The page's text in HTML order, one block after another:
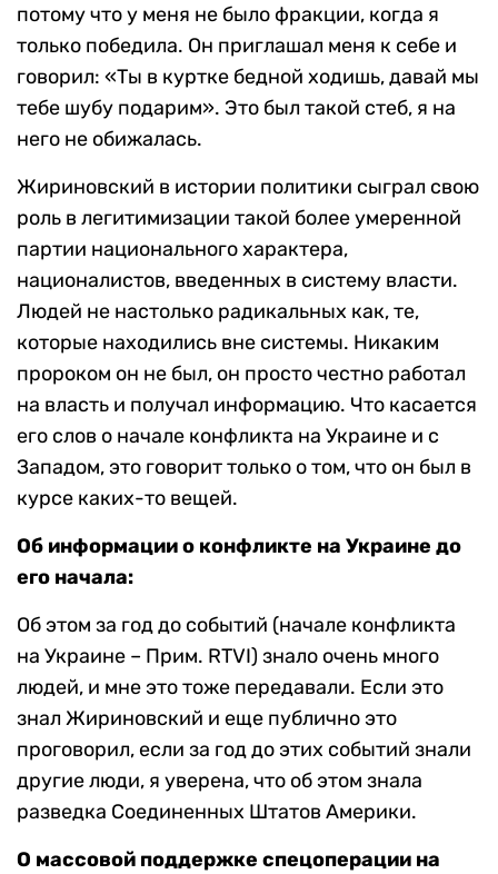
потому что у меня не было фракции, когда я
только победила. Он приглашал меня к себе и
говорил: «Ты в куртке бедной ходишь, давай мы
тебе шубу подарим». Это был такой стеб, я на
него не обижалась.
Жириновский в истории политики сыграл свою
роль в легитимизации такой более умеренной
партии национального характера,
националистов, введенных в систему власти.
Людей не настолько радикальных как, те,
которые находились вне системы. Никаким
пророком он не был, он просто честно работал
на власть и получал информацию. Что касается
его слов о начале конфликта на Украине и с
Западом, это говорит только о том, что он был в
курсе каких-то вещей.
Об информации о конфликте на Украине до
его начала:
Об этом за год до событий (начале конфликта
на Украине – Прим. RTVI) знало очень много
людей, и мне это тоже передавали. Если это
знал Жириновский и еще публично это
проговорил, если за год до этих событий знали
другие люди, я уверена, что об этом знала
разведка Соединенных Штатов Америки.
О массовой поддержке спецоперации на